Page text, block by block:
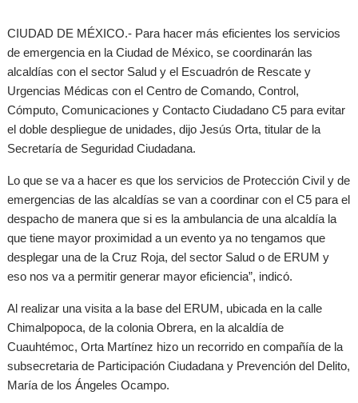
CIUDAD DE MÉXICO.- Para hacer más eficientes los servicios
de emergencia en la Ciudad de México, se coordinarán las
alcaldías con el sector Salud y el Escuadrón de Rescate y
Urgencias Médicas con el Centro de Comando, Control,
Cómputo, Comunicaciones y Contacto Ciudadano C5 para evitar
el doble despliegue de unidades, dijo Jesús Orta, titular de la
Secretaría de Seguridad Ciudadana.
Lo que se va a hacer es que los servicios de Protección Civil y de
emergencias de las alcaldías se van a coordinar con el C5 para el
despacho de manera que si es la ambulancia de una alcaldía la
que tiene mayor proximidad a un evento ya no tengamos que
desplegar una de la Cruz Roja, del sector Salud o de ERUM y
eso nos va a permitir generar mayor eficiencia”, indicó.
Al realizar una visita a la base del ERUM, ubicada en la calle
Chimalpopoca, de la colonia Obrera, en la alcaldía de
Cuauhtémoc, Orta Martínez hizo un recorrido en compañía de la
subsecretaria de Participación Ciudadana y Prevención del Delito,
María de los Ángeles Ocampo.